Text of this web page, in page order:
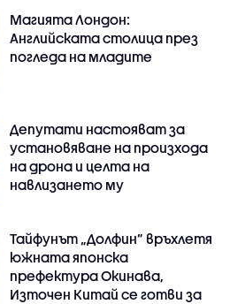
Магията Лондон:
Английската столица през
погледа на младите
Депутати настояват за
установяване на произхода
на дрона и целта на
навлизането му
Тайфунът „Долфин” връхлетя
южната японска
префектура Окинава,
Източен Китай се готви за